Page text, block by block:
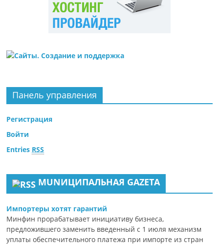
Панель управления
Регистрация
Войти
Entries RSS
MUNИЦИПАЛЬНАЯ GAZЕТА
Импортеры хотят гарантий
Минфин прорабатывает инициативу бизнеса,
предложившего заменить введенный с 1 июля механизм
уплаты обеспечительного платежа при импорте из стран